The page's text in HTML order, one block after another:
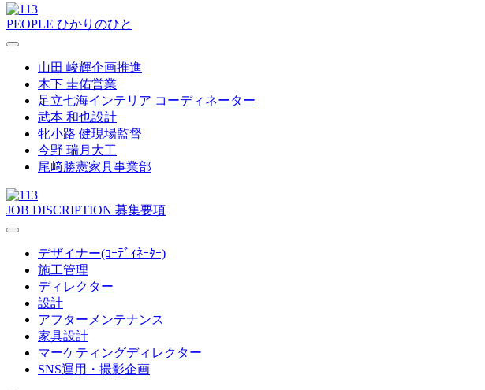
PEOPLE ひかりのひと
山田 峻輝企画推進
木下 圭佑営業
足立七海インテリア コーディネーター
武本 和也設計
牝小路 健現場監督
今野 瑞月 大工
尾﨑勝憲家具事業部
JOB DISCRIPTION 募集要項
デザイナー(ｺｰﾃﾞｨﾈｰﾀｰ)
施工管理
ディレクター
設計
アフターメンテナンス
家具設計
マーケティングディレクター
SNS運用・撮影企画